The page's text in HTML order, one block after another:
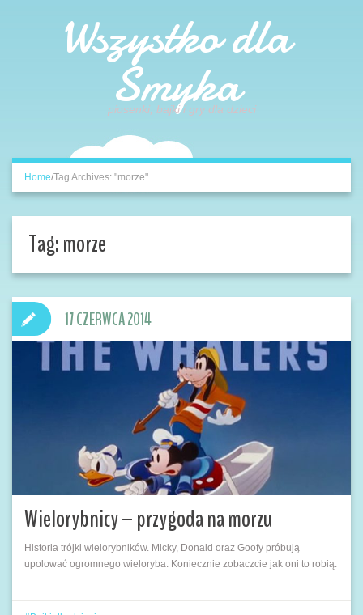
Wszystko dla
Smyka
piosenki, bajki i gry dla dzieci
Home/Tag Archives: "morze"
Tag:morze
Wielorybnicy – przygoda na morzu
Historia trójki wielorybników. Micky, Donald oraz Goofy próbują
upolować ogromnego wieloryba. Koniecznie zobaczcie jak oni to robią.
17 CZERWCA 2014